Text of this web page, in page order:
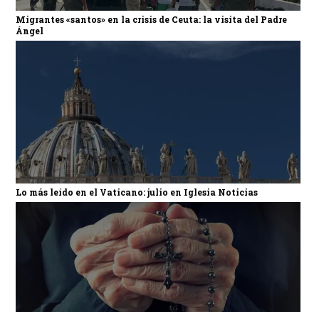
Migrantes «santos» en la crisis de Ceuta: la visita del Padre
Ángel
Lo más leído en el Vaticano: julio en Iglesia Noticias